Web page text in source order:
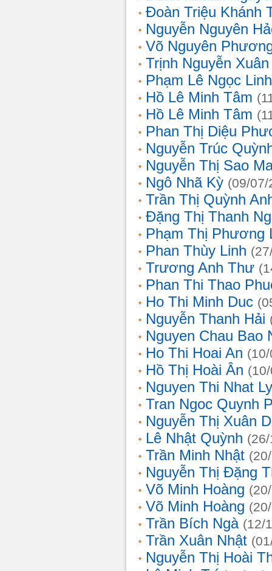
Đoàn Triệu Khánh
Nguyễn Nguyên
Võ Nguyên
Trịnh Nguyễn
Phạm Lê Ngọc Linh
Hồ Lê Minh Tâm
Hồ Lê Minh Tâm
Phan Thị Diệu
Nguyễn Trúc
Nguyễn Thị Sao
Ngô Nhã Kỳ (09/07/
Trần Thị Quỳnh
Đặng Thị Thanh
Phạm Thị Phương
Phan Thùy Linh
Trương Anh Thư
Phan Thi Thao
Ho Thi Minh Duc
Nguyễn Thanh Hải
Nguyen Chau Bao
Ho Thi Hoai An
Hồ Thị Hoài Ân
Nguyen Thi Nhat Ly
Tran Ngoc Quynh
Nguyễn Thị Xuân
Lê Nhật Quỳnh
Trần Minh Nhật
Nguyễn Thị Đặng
Võ Minh Hoàng
Võ Minh Hoàng
Trần Bích Ngà (12/
Trần Xuân Nhật
Nguyễn Thị Hoài